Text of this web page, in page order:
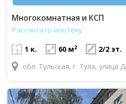
Многокомнатная и КСП
Рассчитать ипотеку
1 к. 60 м2
2/2 эт.
обл. Тульская, г. Тула, улица